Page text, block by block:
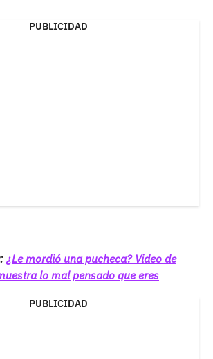
PUBLICIDAD
¿Le mordió una pucheca? Video de
lo mal pensado que eres
PUBLICIDAD